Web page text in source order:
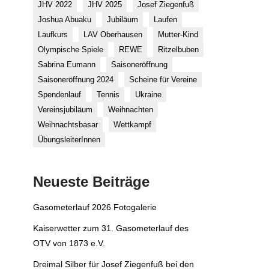
JHV 2022 JHV 2025
Josef Ziegenfuß
Joshua Abuaku
Jubiläum
Laufen
Laufkurs
LAV Oberhausen
Mutter-Kind
Olympische Spiele
REWE
Ritzelbuben
Sabrina Eumann
Saisoneröffnung
Saisoneröffnung 2024
Scheine für Vereine
Spendenlauf
Tennis
Ukraine
Vereinsjubiläum
Weihnachten
Weihnachtsbasar
Wettkampf
ÜbungsleiterInnen
Neueste Beiträge
Gasometerlauf 2026 Fotogalerie
Kaiserwetter zum 31. Gasometerlauf des
OTV von 1873 e.V.
Dreimal Silber für Josef Ziegenfuß bei den